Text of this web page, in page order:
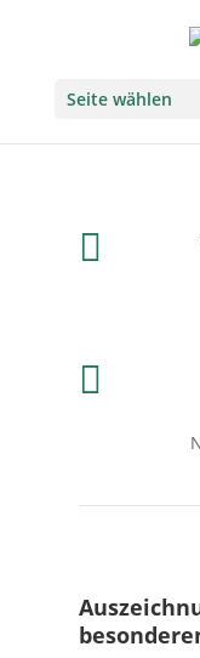
Seite wählen

